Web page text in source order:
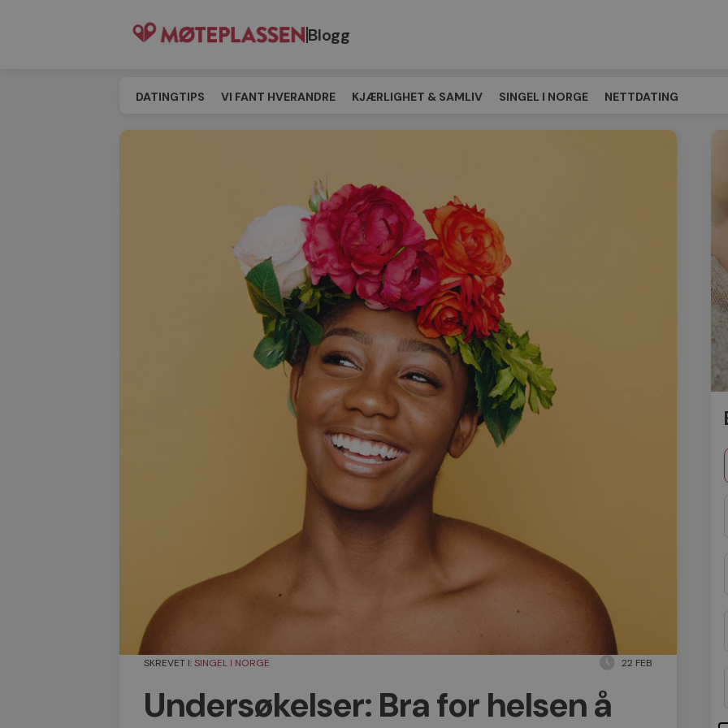
Blogg
DATINGTIPS VI FANT HVERANDRE KJÆRLIGHET & SAMLIV SINGEL I NORGE NETTDATING
SINGELEVENT MATCHING TIL MØTEPLASSEN
SKREVET I:SINGEL I NORGE 22 FEB
Undersøkelser: Bra for helsen å